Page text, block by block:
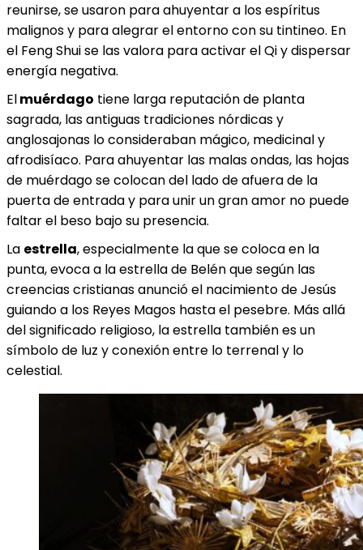
reunirse, se usaron para ahuyentar a los espíritus
malignos y para alegrar el entorno con su tintineo. En
el Feng Shui se las valora para activar el Qi y dispersar
energía negativa.
Elmuérdago tiene larga reputación de planta
sagrada, las antiguas tradiciones nórdicas y
anglosajonas lo consideraban mágico, medicinal y
afrodisíaco. Para ahuyentar las malas ondas, las hojas
de muérdago se colocan del lado de afuera de la
puerta de entrada y para unir un gran amor no puede
faltar el beso bajo su presencia.
La estrella, especialmente la que se coloca en la
punta, evoca a la estrella de Belén que según las
creencias cristianas anunció el nacimiento de Jesús
guiando a los Reyes Magos hasta el pesebre. Más allá
del significado religioso, la estrella también es un
símbolo de luz y conexión entre lo terrenal y lo
celestial.